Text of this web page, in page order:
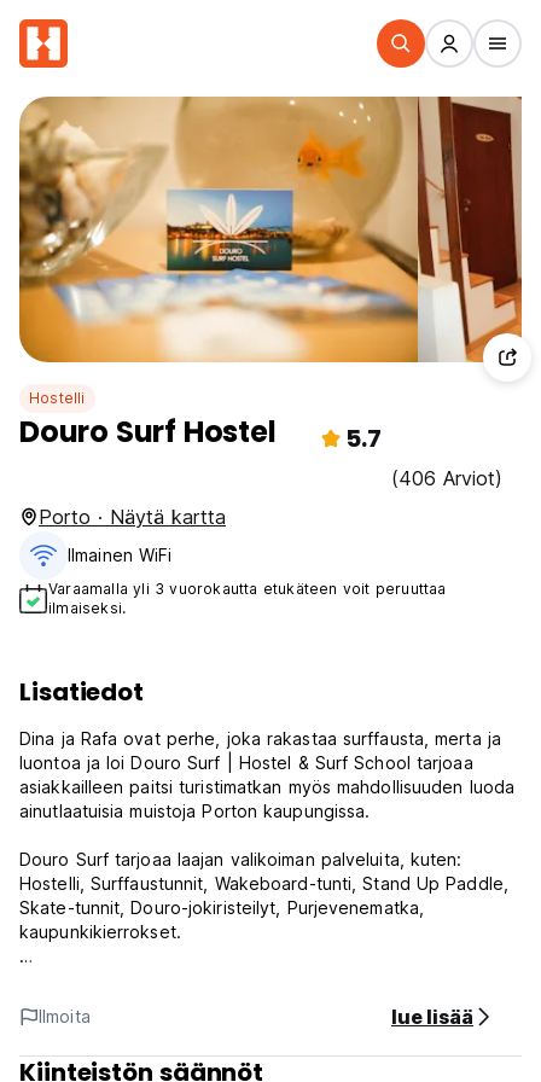
Hostelli
Douro Surf Hostel 5.7
(406 Arviot)
Porto · Näytä kartta
Ilmainen WiFi
Varaamalla yli 3 vuorokautta etukäteen voit peruuttaa
ilmaiseksi.
Lisatiedot
Dina ja Rafa ovat perhe, joka rakastaa surffausta, merta ja
luontoa ja loi Douro Surf | Hostel & Surf School tarjoaa
asiakkailleen paitsi turistimatkan myös mahdollisuuden luoda
ainutlaatuisia muistoja Porton kaupungissa.
Douro Surf tarjoaa laajan valikoiman palveluita, kuten:
Hostelli, Surffaustunnit, Wakeboard-tunti, Stand Up Paddle,
Skate-tunnit, Douro-jokiristeilyt, Purjevenematka,
kaupunkikierrokset.
Gaialla - joka sisältää Douron maiseman, joka on luokiteltu
"maailmanperintökohteeksi" - Porton viinikellarien
ympäröimänä, vain 2 minuutin kävelymatkan päässä Douro-
joesta ja Dom Luis Bridge I:stä.
Ilmoita lue lisää
Kiinteistön säännöt